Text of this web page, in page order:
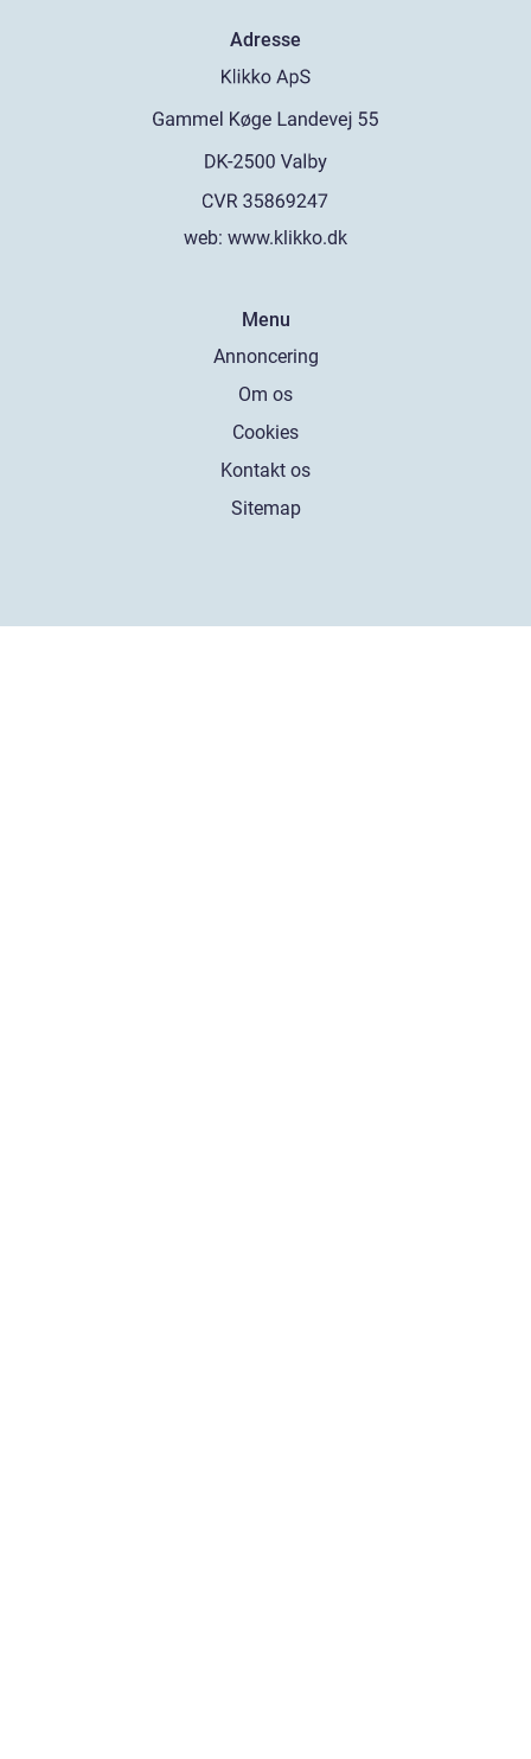
Adresse
web: www.klikko.dk
Menu
Annoncering
Om os
Cookies
Kontakt os
Sitemap